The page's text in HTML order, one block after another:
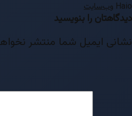
Haio وب‌سایت
دیدگاهتان را بنویسید
نشانی ایمیل شما منتشر